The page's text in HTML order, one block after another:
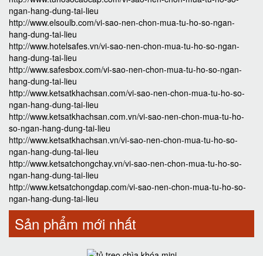
ngan-hang-dung-tai-lieu
http://www.elsoulb.com/vi-sao-nen-chon-mua-tu-ho-so-ngan-
hang-dung-tai-lieu
http://www.hotelsafes.vn/vi-sao-nen-chon-mua-tu-ho-so-ngan-
hang-dung-tai-lieu
http://www.safesbox.com/vi-sao-nen-chon-mua-tu-ho-so-ngan-
hang-dung-tai-lieu
http://www.ketsatkhachsan.com/vi-sao-nen-chon-mua-tu-ho-so-
ngan-hang-dung-tai-lieu
http://www.ketsatkhachsan.com.vn/vi-sao-nen-chon-mua-tu-ho-
so-ngan-hang-dung-tai-lieu
http://www.ketsatkhachsan.vn/vi-sao-nen-chon-mua-tu-ho-so-
ngan-hang-dung-tai-lieu
http://www.ketsatchongchay.vn/vi-sao-nen-chon-mua-tu-ho-so-
ngan-hang-dung-tai-lieu
http://www.ketsatchongdap.com/vi-sao-nen-chon-mua-tu-ho-so-
ngan-hang-dung-tai-lieu
Sản phẩm mới nhất